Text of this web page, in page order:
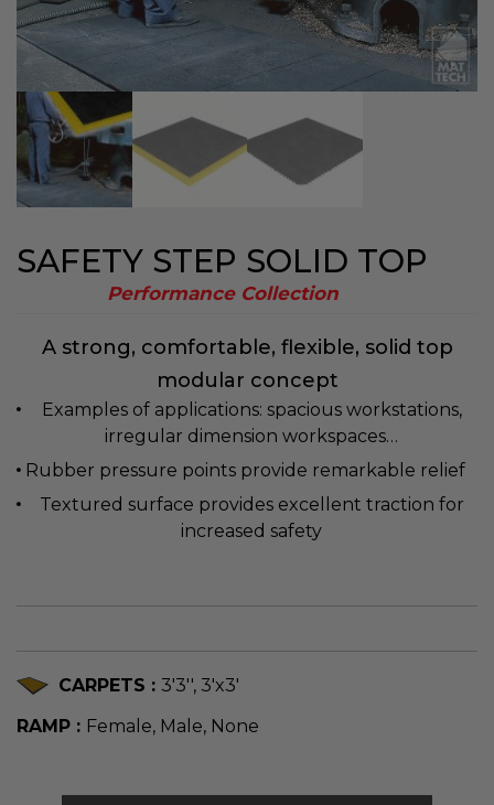
SAFETY STEP SOLID TOP
Performance Collection
A strong, comfortable, flexible, solid top
modular concept
Examples of applications: spacious workstations,
irregular dimension workspaces…
Rubber pressure points provide remarkable relief
Textured surface provides excellent traction for
increased safety
CARPETS : 3'3'', 3'x3'
RAMP : Female, Male, None